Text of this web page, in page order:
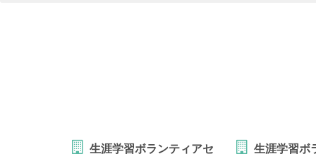
生涯学習ボランティアセ 生涯学習ボ